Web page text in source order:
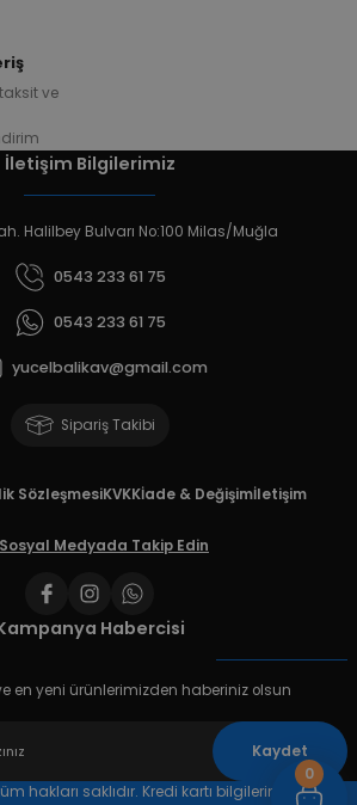
0
ve
İletişim Bilgilerimiz
Halilbey Bulvarı No:100 Milas/Muğla
0543 233 61 75
0543 233 61 75
yucelbalikav@gmail.com
Sipariş Takibi
SözleşmesiKVKKİade & Değişimİletişim
Medyada Takip Edin
Habercisi
en yeni ürünlerimizden haberiniz olsun
Kaydet
hakları saklıdır. Kredi kartı bilgileriniz 256 bit